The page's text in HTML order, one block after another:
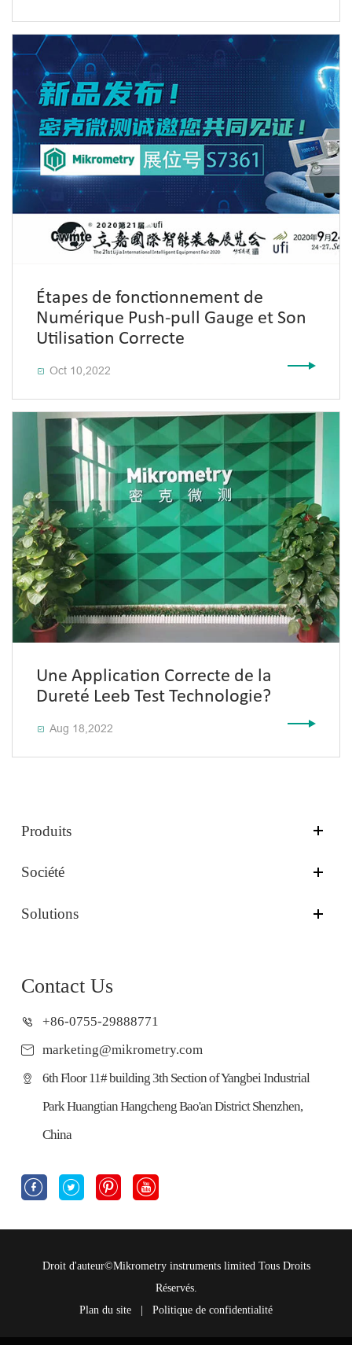
Étapes de fonctionnement de
Numérique Push-pull Gauge et Son
Utilisation Correcte
 Oct 10,2022
Une Application Correcte de la
Dureté Leeb Test Technologie?
 Aug 18,2022
Produits
Société
Solutions
Contact Us
+86-0755-29888771
marketing@mikrometry.com
6th Floor 11# building 3th Section of Yangbei Industrial
Park Huangtian Hangcheng Bao'an District Shenzhen,
China
   
Droit d'auteur©Mikrometry instruments limited Tous Droits
Réservés.
Plan du site
Politique de confidentialité